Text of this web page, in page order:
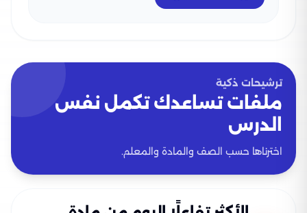
ترشيحات ذكية
ملفات تساعدك تكمل نفس
الدرس
اخترناها حسب الصف والمادة والمعلم.